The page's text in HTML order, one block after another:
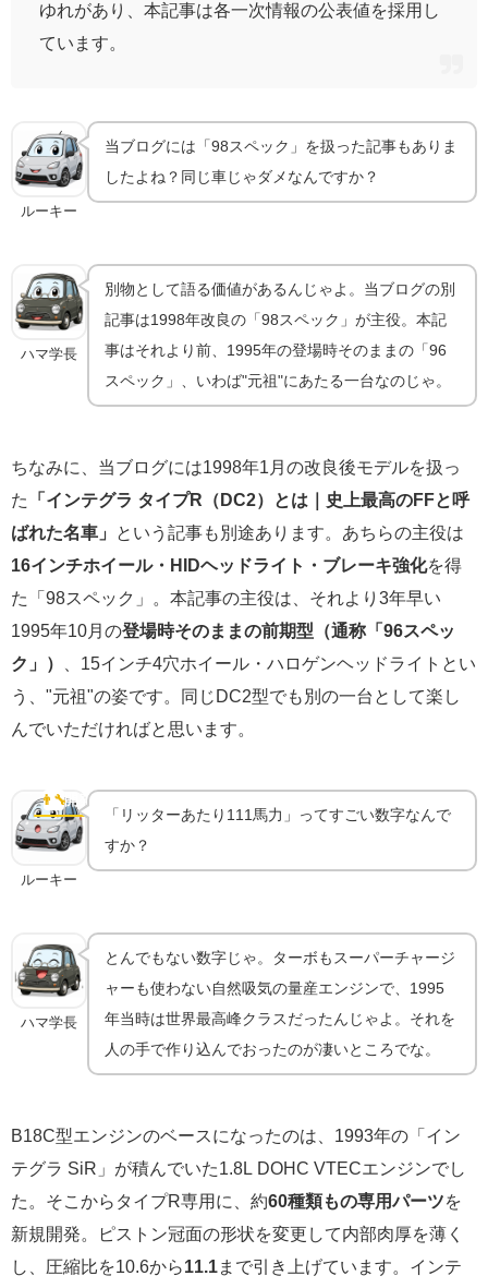
ゆれがあり、本記事は各一次情報の公表値を採用し
ています。
ルーキー
当ブログには「98スペック」を扱った記事もありま
したよね？同じ車じゃダメなんですか？
ハマ学長
別物として語る価値があるんじゃよ。当ブログの別
記事は1998年改良の「98スペック」が主役。本記
事はそれより前、1995年の登場時そのままの「96
スペック」、いわば"元祖"にあたる一台なのじゃ。
ちなみに、当ブログには1998年1月の改良後モデルを扱っ
た
「インテグラ タイプR（DC2）とは｜史上最高のFFと呼
ばれた名車」
という記事も別途あります。あちらの主役は
16インチホイール・HIDヘッドライト・ブレーキ強化を得
た「98スペック」。本記事の主役は、それより3年早い
1995年10月の登場時そのままの前期型（通称「96スペッ
ク」）
、15インチ4穴ホイール・ハロゲンヘッドライトとい
う、"元祖"の姿です。同じDC2型でも別の一台として楽し
んでいただければと思います。
👨‍🔧開発秘話
ルーキー
「リッターあたり111馬力」ってすごい数字なんで
すか？
ハマ学長
とんでもない数字じゃ。ターボもスーパーチャージ
ャーも使わない自然吸気の量産エンジンで、1995
年当時は世界最高峰クラスだったんじゃよ。それを
人の手で作り込んでおったのが凄いところでな。
B18C型エンジンのベースになったのは、1993年の「イン
テグラ SiR」が積んでいた1.8L DOHC VTECエンジンでし
た。そこからタイプR専用に、約60種類もの専用パーツを
新規開発。ピストン冠面の形状を変更して内部肉厚を薄く
し、圧縮比を10.6から11.1 まで引き上げています。インテ